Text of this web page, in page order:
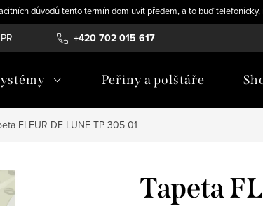
důvodů tento termín domluvit předem, a to buď
+420 702 015 617
Peřiny a polštáře
FLEUR DE LUNE TP 305 01
Tapeta